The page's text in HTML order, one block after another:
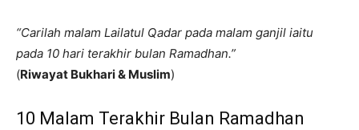
“Carilah malam Lailatul Qadar pada malam ganjil iaitu
pada 10 hari terakhir bulan Ramadhan.”
(Riwayat Bukhari & Muslim)
10 Malam Terakhir Bulan Ramadhan